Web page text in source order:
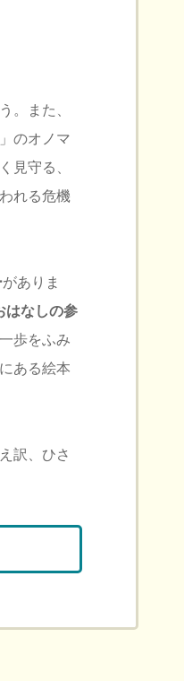
。また、
のオノマ
見守る、
れる危機
がありま
はなしの参
歩をふみ
ある絵本
訳、ひさ